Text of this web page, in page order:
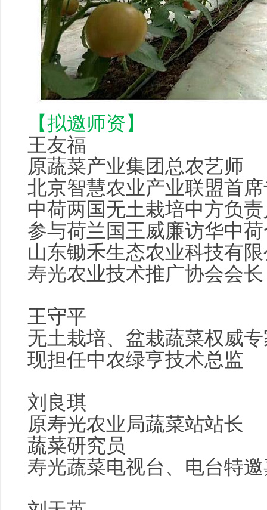
【拟邀师资】
王友福
原蔬菜产业集团总农艺师
北京智慧农业产业联盟首
中荷两国无土栽培中方负
参与荷兰国王威廉访华中
山东锄禾生态农业科技有
寿光农业技术推广协会会长
王守平
无土栽培、盆栽蔬菜权威
现担任中农绿亨技术总监
刘良琪
原寿光农业局蔬菜站站长
蔬菜研究员
寿光蔬菜电视台、电台特